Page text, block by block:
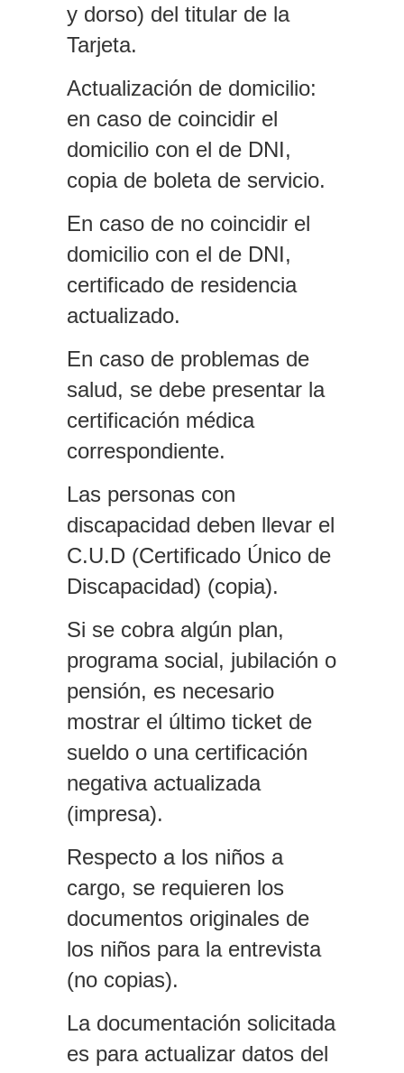
y dorso) del titular de la
Tarjeta.
Actualización de domicilio:
en caso de coincidir el
domicilio con el de DNI,
copia de boleta de servicio.
En caso de no coincidir el
domicilio con el de DNI,
certificado de residencia
actualizado.
En caso de problemas de
salud, se debe presentar la
certificación médica
correspondiente.
Las personas con
discapacidad deben llevar el
C.U.D (Certificado Único de
Discapacidad) (copia).
Si se cobra algún plan,
programa social, jubilación o
pensión, es necesario
mostrar el último ticket de
sueldo o una certificación
negativa actualizada
(impresa).
Respecto a los niños a
cargo, se requieren los
documentos originales de
los niños para la entrevista
(no copias).
La documentación solicitada
es para actualizar datos del